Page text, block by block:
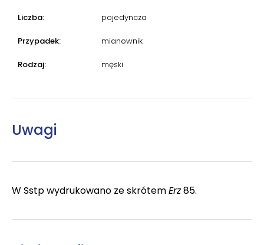
Liczba: pojedyncza
Przypadek: mianownik
Rodzaj: męski
Uwagi
W Sstp wydrukowano ze skrótemErz85.